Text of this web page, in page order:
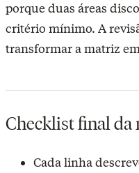
porque duas áreas
critério mínimo. A
transformar a matriz
Checklist final da
Cada linha